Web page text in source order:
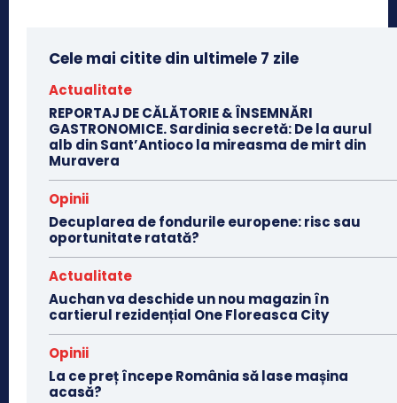
Cele mai citite din ultimele 7 zile
Actualitate
REPORTAJ DE CĂLĂTORIE & ÎNSEMNĂRI
GASTRONOMICE. Sardinia secretă: De la aurul
alb din Sant’Antioco la mireasma de mirt din
Muravera
Opinii
Decuplarea de fondurile europene: risc sau
oportunitate ratată?
Actualitate
Auchan va deschide un nou magazin în
cartierul rezidențial One Floreasca City
Opinii
La ce preț începe România să lase mașina
acasă?